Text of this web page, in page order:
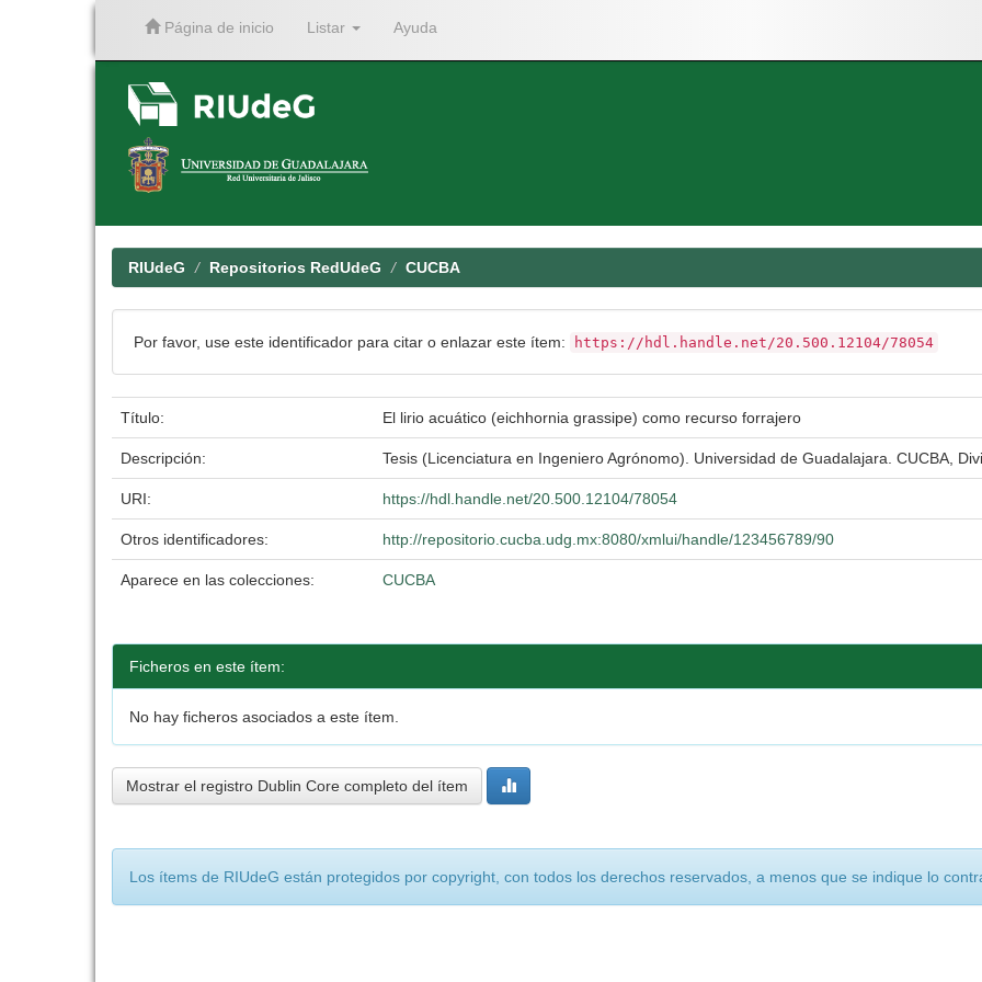
Página de inicio Listar Ayuda
RIUdeG Repositorios RedUdeG CUCBA
Por favor, use este identificador para citar o enlazar este ítem: https://hdl.handle.net/20.500.12104/78054
Título: El lirio acuático (eichhornia grassipe) como recurso forrajero
Descripción: Tesis (Licenciatura en Ingeniero Agrónomo). Universidad de Guadalajara. CUCBA,
URI: https://hdl.handle.net/20.500.12104/78054
Otros identificadores: http://repositorio.cucba.udg.mx:8080/xmlui/handle/123456789/90
Aparece en las colecciones: CUCBA
Ficheros en este ítem:
No hay ficheros asociados a este ítem.
Mostrar el registro Dublin Core completo del ítem
Los ítems de RIUdeG están protegidos por copyright, con todos los derechos reservados, a menos que se indique lo